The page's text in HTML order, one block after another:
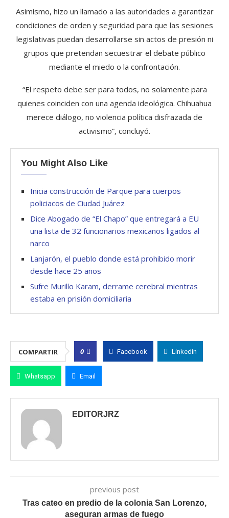
Asimismo, hizo un llamado a las autoridades a garantizar
condiciones de orden y seguridad para que las sesiones
legislativas puedan desarrollarse sin actos de presión ni
grupos que pretendan secuestrar el debate público
mediante el miedo o la confrontación.
“El respeto debe ser para todos, no solamente para
quienes coinciden con una agenda ideológica. Chihuahua
merece diálogo, no violencia política disfrazada de
activismo”, concluyó.
You Might Also Like
Inicia construcción de Parque para cuerpos
policiacos de Ciudad Juárez
Dice Abogado de “El Chapo” que entregará a EU
una lista de 32 funcionarios mexicanos ligados al
narco
Lanjarón, el pueblo donde está prohibido morir
desde hace 25 años
Sufre Murillo Karam, derrame cerebral mientras
estaba en prisión domiciliaria
COMPARTIR 0 Facebook Linkedin
Whatsapp Email
EDITORJRZ
previous post
Tras cateo en predio de la colonia San Lorenzo,
aseguran armas de fuego